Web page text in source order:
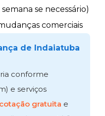
se necessário)
comerciais
de Indaiatuba
conforme
e serviços
gratuita e